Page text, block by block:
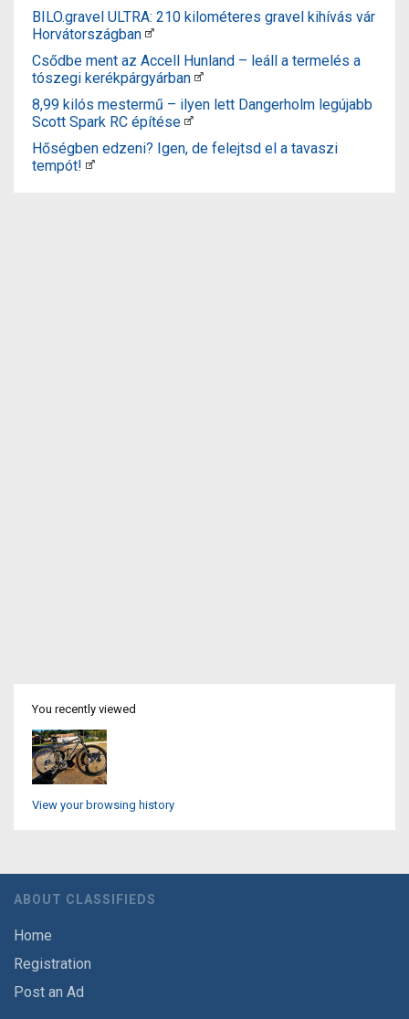
BILO.gravel ULTRA: 210 kilométeres gravel kihívás vár
Horvátországban
Csődbe ment az Accell Hunland – leáll a termelés a
tószegi kerékpárgyárban
8,99 kilós mestermű – ilyen lett Dangerholm legújabb
Scott Spark RC építése
Hőségben edzeni? Igen, de felejtsd el a tavaszi
tempót!
You recently viewed
View your browsing history
ABOUT CLASSIFIEDS
Home
Registration
Post an Ad